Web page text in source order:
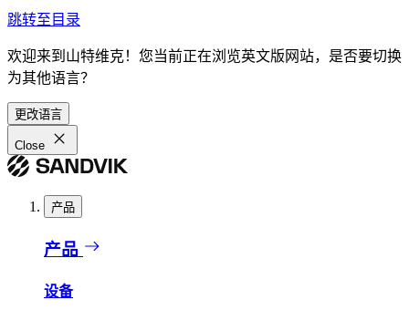
跳转至目录
欢迎来到山特维克！您当前正在浏览英文版网站，是否要切换
为其他语言？
更改语言
Close
产品
产品
设备